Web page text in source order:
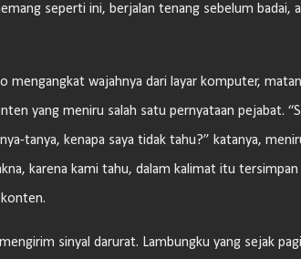
seperti ini, berjalan tenang sebelum
mengangkat wajahnya dari layar komputer,
yang meniru salah satu pernyataan pejabat.
tanya, kenapa saya tidak tahu?” katanya,
karena kami tahu, dalam kalimat itu
sinyal darurat. Lambungku yang sejak